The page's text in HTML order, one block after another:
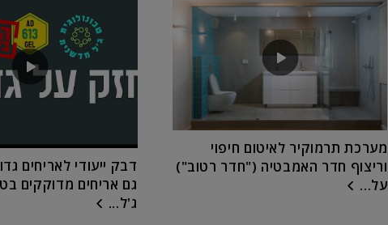
מערכת תרמוקיר לאיטום חיפוי
וריצוף חדר האמבטיה ("חדר רטוב")
על...
דבק ייעודי לאריחים
גם אריחים מדוקקים
ג'ל...